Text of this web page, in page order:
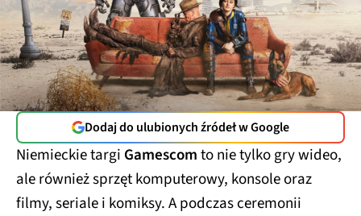
Dodaj do ulubionych źródeł w Google
Niemieckie targi Gamescomto nie tylko gry wideo,
ale również sprzęt komputerowy, konsole oraz
filmy, seriale i komiksy. A podczas ceremonii